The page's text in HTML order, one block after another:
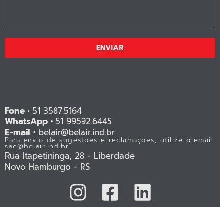
ENVIAR
Fone • 51 3587.5164
WhatsApp • 51 99592.6445
E-mail • belair@belair.ind.br
Para envio de sugestões e reclamações, utilize o email
sac@belair.ind.br
Rua Itapetininga, 28 - Liberdade
Novo Hamburgo - RS